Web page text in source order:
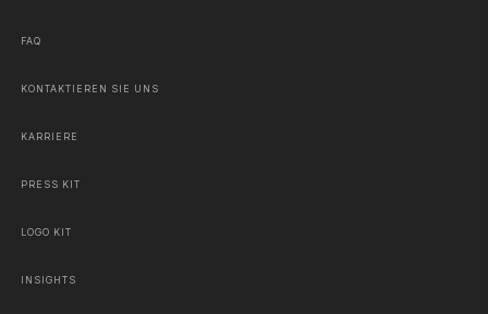
FAQ
KONTAKTIEREN SIE UNS
KARRIERE
PRESS KIT
LOGO KIT
INSIGHTS